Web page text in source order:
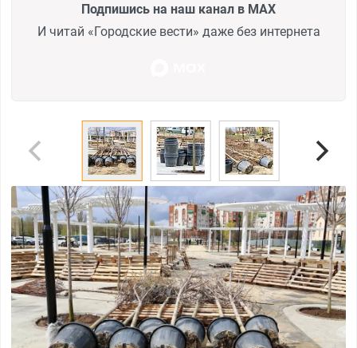
Подпишись на наш канал в MAX
И читай «Городские вести» даже без интернета